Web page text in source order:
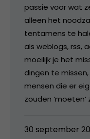
passie voor wat
alleen het
tentamens te
als weblogs, rss,
moeilijk je het
dingen te
mensen die er
zouden ‘moeten’
30 september